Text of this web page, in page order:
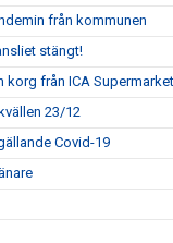
från kommunen
stängt!
korg från ICA
23/12
Covid-19